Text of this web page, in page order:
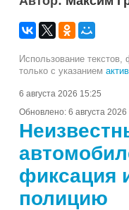
Использование текстов,
только с указанием
6 августа 2026 15:25
Обновлено: 6 августа
фиксация
полицию